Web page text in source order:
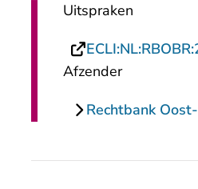
Uitspraken
Afzender
Rechtbank